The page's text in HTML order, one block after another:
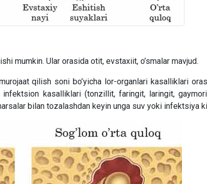
mumkin. Ular orasida otit, evstaxiit, o’smalar mavjud.
qilish soni bo’yicha lor-organlari kasalliklari
kasalliklari (tonzillit, faringit, laringit,
bilan tozalashdan keyin unga suv yoki infektsiya